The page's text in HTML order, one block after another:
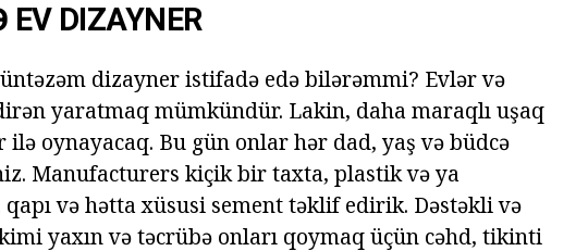
DIZAYNER
dizayner istifadə edə bilərəmmi? Evlər və
yaratmaq mümkündür. Lakin, daha maraqlı uşaq
oynayacaq. Bu gün onlar hər dad, yaş və büdcə
Manufacturers kiçik bir taxta, plastik və ya
və hətta xüsusi sement təklif edirik. Dəstəkli və
yaxın və təcrübə onları qoymaq üçün cəhd, tikinti